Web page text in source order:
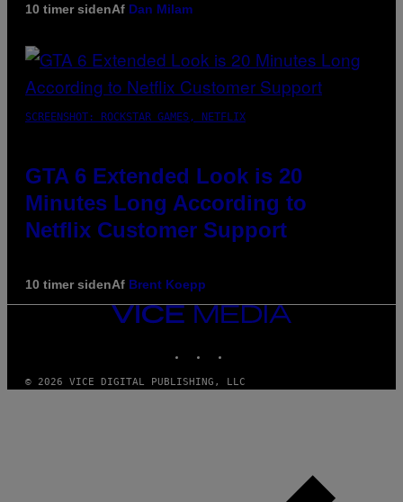
10 timer sidenAf Dan Milam
SCREENSHOT: ROCKSTAR GAMES, NETFLIX
GTA 6 Extended Look is 20
Minutes Long According to
Netflix Customer Support
10 timer sidenAf Brent Koepp
VICE
MEDIA
© 2026 VICE DIGITAL PUBLISHING, LLC